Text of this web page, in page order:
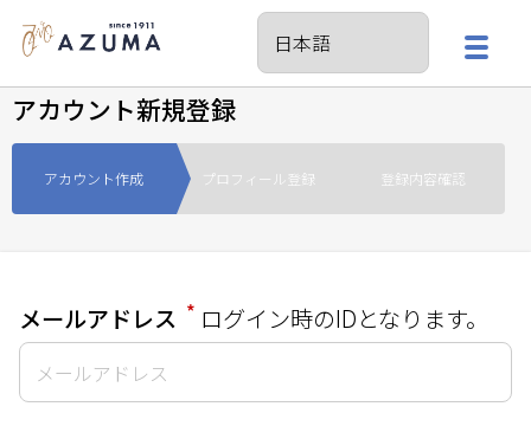
アカウント新規登録
アカウント作成 プロフィール登録 登録内容確認
メールアドレス * ログイン時のIDとなります。